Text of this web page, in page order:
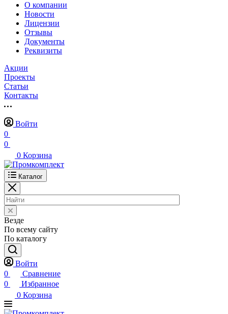
О компании
Новости
Лицензии
Отзывы
Документы
Реквизиты
Акции
Проекты
Статьи
Контакты
Войти
0
0
0 Корзина
Каталог
Везде
По всему сайту
По каталогу
Войти
0
Сравнение
0
Избранное
0 Корзина